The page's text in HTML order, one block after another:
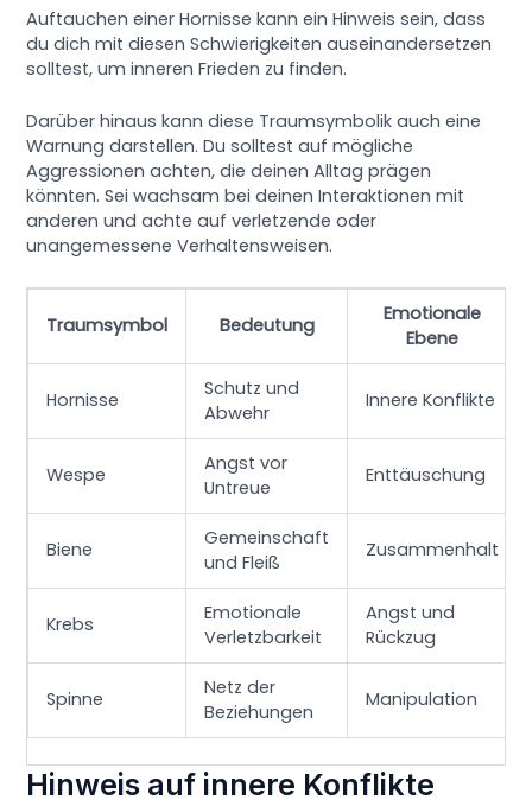
Auftauchen einer Hornisse kann ein Hinweis sein, dass
du dich mit diesen Schwierigkeiten auseinandersetzen
solltest, um inneren Frieden zu finden.
Darüber hinaus kann diese Traumsymbolik auch eine
Warnung darstellen. Du solltest auf mögliche
Aggressionen achten, die deinen Alltag prägen
könnten. Sei wachsam bei deinen Interaktionen mit
anderen und achte auf verletzende oder
unangemessene Verhaltensweisen.
Traumsymbol Bedeutung
Emotionale
Ebene
Hornisse
Schutz und
Abwehr
Innere Konflikte
Wespe
Angst vor
Untreue
Enttäuschung
Biene
Gemeinschaft
und Fleiß
Zusammenhalt
Krebs
Emotionale
Verletzbarkeit
Angst und
Rückzug
Spinne
Netz der
Beziehungen
Manipulation
Hinweis auf innere Konflikte